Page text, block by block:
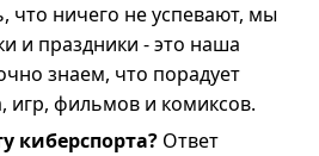
что ничего не успевают, мы
и праздники - это наша
знаем, что порадует
игр, фильмов и комиксов.
киберспорта? Ответ